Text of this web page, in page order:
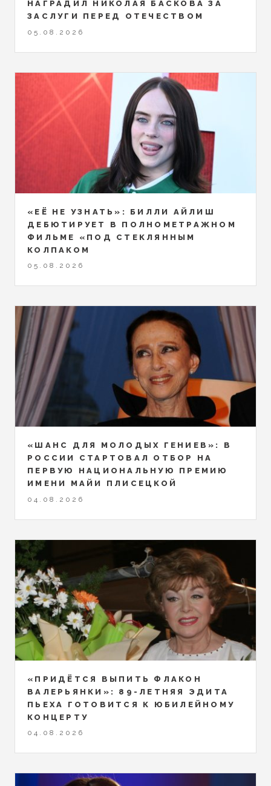
НАГРАДИЛ НИКОЛАЯ БАСКОВА ЗА
ЗАСЛУГИ ПЕРЕД ОТЕЧЕСТВОМ
05.08.2026
«ЕЁ НЕ УЗНАТЬ»: БИЛЛИ АЙЛИШ
ДЕБЮТИРУЕТ В ПОЛНОМЕТРАЖНОМ
ФИЛЬМЕ «ПОД СТЕКЛЯННЫМ
КОЛПАКОМ
05.08.2026
«ШАНС ДЛЯ МОЛОДЫХ ГЕНИЕВ»: В
РОССИИ СТАРТОВАЛ ОТБОР НА
ПЕРВУЮ НАЦИОНАЛЬНУЮ ПРЕМИЮ
ИМЕНИ МАЙИ ПЛИСЕЦКОЙ
04.08.2026
«ПРИДЁТСЯ ВЫПИТЬ ФЛАКОН
ВАЛЕРЬЯНКИ»: 89-ЛЕТНЯЯ ЭДИТА
ПЬЕХА ГОТОВИТСЯ К ЮБИЛЕЙНОМУ
КОНЦЕРТУ
04.08.2026